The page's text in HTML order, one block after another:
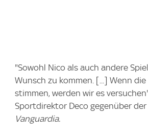
"Sowohl Nico als auch andere
Wunsch zu kommen. [...] Wenn
stimmen, werden wir es
Sportdirektor Deco gegenüber
Vanguardia.